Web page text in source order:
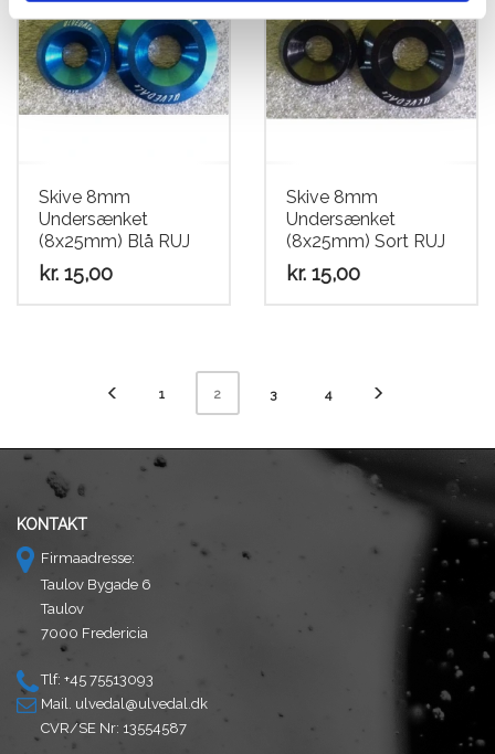
Skive 8mm
Undersænket
(8x25mm) Blå RUJ
kr. 15,00
Skive 8mm
Undersænket
(8x25mm) Sort RUJ
kr. 15,00
1 2 3 4
KONTAKT
Firmaadresse:
Taulov Bygade 6
Taulov
7000 Fredericia
Tlf: +45 75513093
Mail. ulvedal@ulvedal.dk
CVR/SE Nr: 13554587